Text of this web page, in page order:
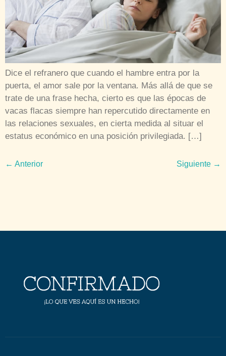
Dice el refranero que cuando el hambre entra por la
puerta, el amor sale por la ventana. Más allá de que se
trate de una frase hecha, cierto es que las épocas de
vacas flacas siempre han repercutido directamente en
las relaciones sexuales, en cierta medida al situar el
estatus económico en una posición privilegiada. […]
← Anterior Siguiente →